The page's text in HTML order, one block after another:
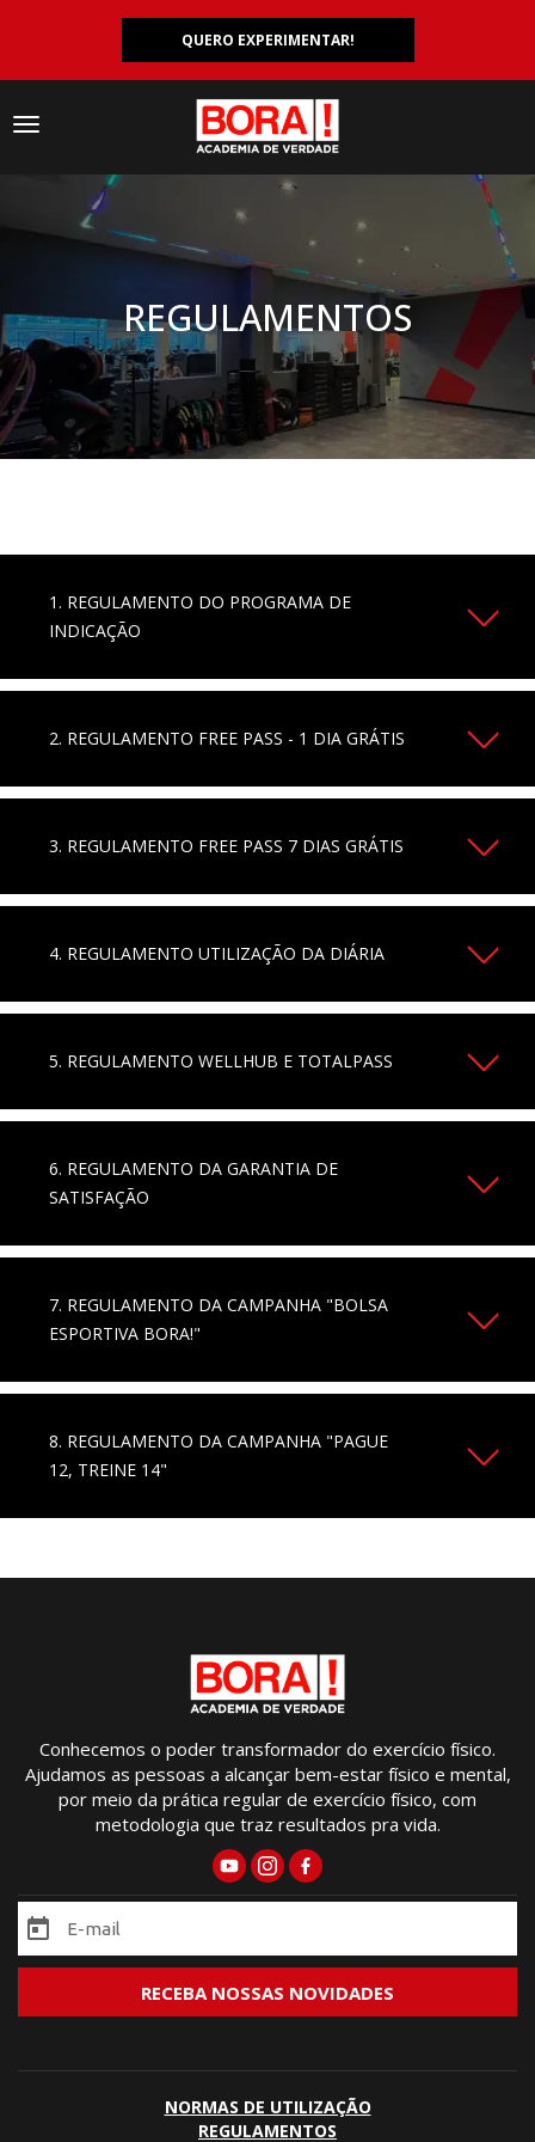
QUERO EXPERIMENTAR!
Navegação
REGULAMENTOS
1. REGULAMENTO DO PROGRAMA DE
INDICAÇÃO
2. REGULAMENTO FREE PASS - 1 DIA GRÁTIS
3. REGULAMENTO FREE PASS 7 DIAS GRÁTIS
4. REGULAMENTO UTILIZAÇÃO DA DIÁRIA
5. REGULAMENTO WELLHUB E TOTALPASS
6. REGULAMENTO DA GARANTIA DE
SATISFAÇÃO
7. REGULAMENTO DA CAMPANHA "BOLSA
ESPORTIVA BORA!"
8. REGULAMENTO DA CAMPANHA "PAGUE
12, TREINE 14"
Conhecemos o poder transformador do exercício físico.
Ajudamos as pessoas a alcançar bem-estar físico e mental,
por meio da prática regular de exercício físico, com
metodologia que traz resultados pra vida.
NORMAS DE UTILIZAÇÃO
REGULAMENTOS